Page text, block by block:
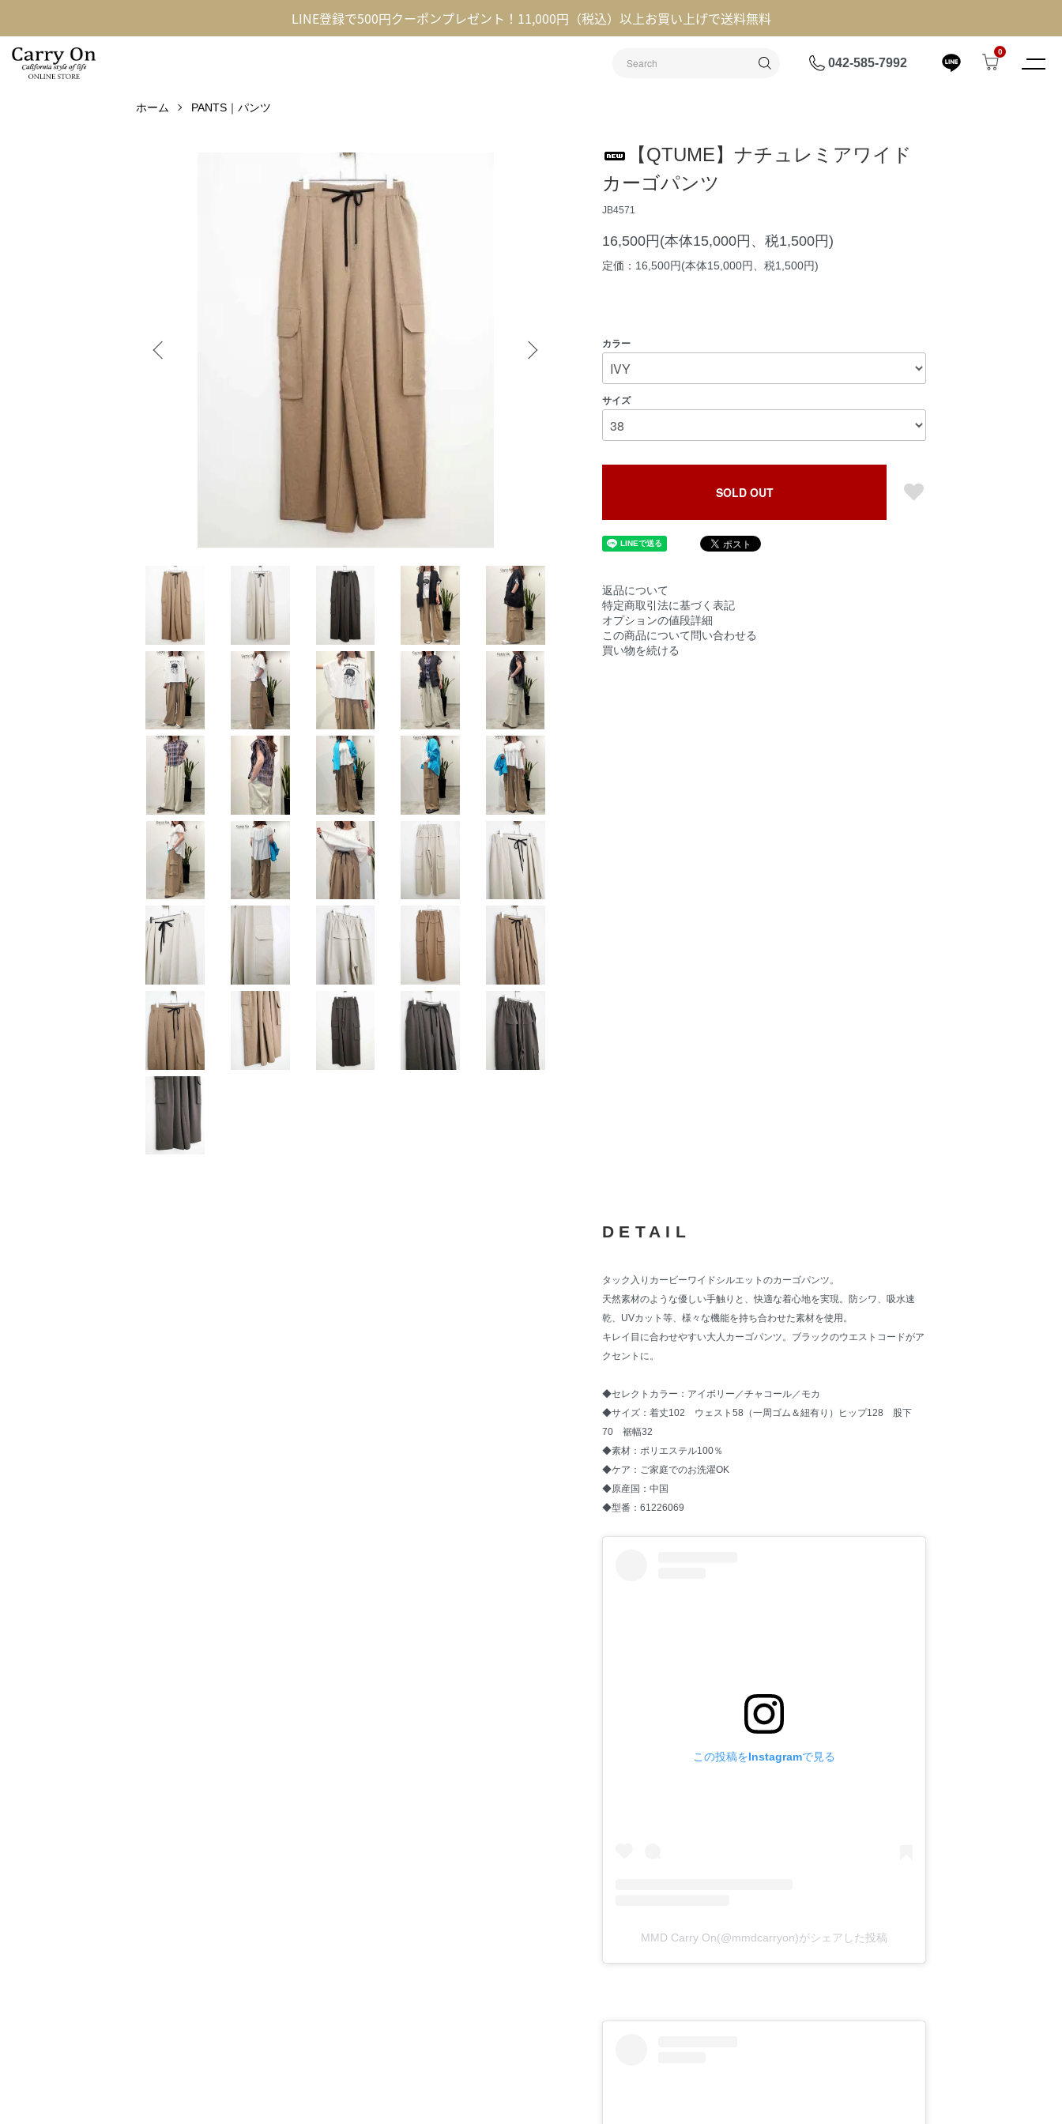
LINE登録で500円クーポンプレゼント！11,000円（税込）以上お買い上げで送料無料
042-585-7992
0
ホーム PANTS｜パンツ
【QTUME】ナチュレミアワイド
カーゴパンツ
JB4571
16,500円(本体15,000円、税1,500円)
定価：16,500円(本体15,000円、税1,500円)
カラー
サイズ
SOLD OUT
返品について
特定商取引法に基づく表記
オプションの値段詳細
この商品について問い合わせる
買い物を続ける
DETAIL
タック入りカービーワイドシルエットのカーゴパンツ。
天然素材のような優しい手触りと、快適な着心地を実現。防シワ、吸水速
乾、UVカット等、様々な機能を持ち合わせた素材を使用。
キレイ目に合わせやすい大人カーゴパンツ。ブラックのウエストコードがア
クセントに。
◆セレクトカラー：アイボリー／チャコール／モカ
◆サイズ：着丈102 ウェスト58（一周ゴム＆紐有り）ヒップ128 股下
70 裾幅32
◆素材：ポリエステル100％
◆ケア：ご家庭でのお洗濯OK
◆原産国：中国
◆型番：61226069
この投稿をInstagramで見る
MMD Carry On(@mmdcarryon)がシェアした投稿